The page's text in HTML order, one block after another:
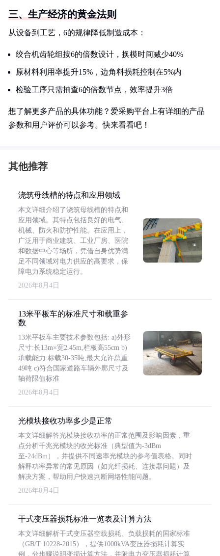
三、生产经济的黄金法则
从设备到工艺，6的规律降低制造成本：
绞合机齿轮组按6的倍数设计，换模时间减少40%
原材料利用率提升15%，边角料损耗控制在5%内
检验工序只需抽查6的倍数节点，效率提升3倍
想了解更多产品的具体功能？爱采购平台上有详细的产品
参数和用户评价可以参考。快来看看吧！
其他推荐
浇筑母线槽的特点和应用领域
本文详细介绍了浇筑母线槽的特点和
应用领域。其特点包括良好的电气、
机械、防火和防护性能。在应用上，
广泛用于商业建筑、工业厂房、医院
和数据中心等场所，凭借自身优势满
足不同领域对电力供应的高要求，保
障电力系统稳定运行。
2026年8月4日
13米平板车的标准尺寸和载重参
数
13米平板车主要技术参数包括: a)外形
尺寸:长13m×宽2.45m,栏板高55cm b)
承载能力:标载30-35吨,最大允许总重
49吨 c)符合国家道路车辆外廓尺寸及
轴荷限值标准
2026年8月4日
光模块接收功率多少是正常
本文详细解答光模块接收功率的正常范围及影响因素，重
点分析千兆光模块的收光标准（典型值为-3dBm
至-24dBm），并提供不同速率光模块的参考值表格。同时
解释功率异常的常见原因（如光纤损耗、连接器问题）及
解决方案，帮助用户快速判断网络性能问题。
2026年8月4日
干式变压器损耗标准一览表及计算方法
本文详细解析干式变压器空载损耗、负载损耗的国家标准
（GB/T 10228-2015），提供1000kVA变压器损耗计算实
例，分步骤说明变损计算方法，并附电力变压器损耗计算